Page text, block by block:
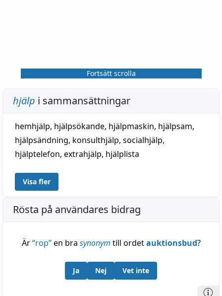
Fortsätt scrolla
hjälp i sammansättningar
hemhjälp, hjälpsökande, hjälpmaskin, hjälpsam,
hjälpsändning, konsulthjälp, socialhjälp,
hjälptelefon, extrahjälp, hjälplista
Visa fler
Rösta på användares bidrag
Är“rop”en bra synonym till ordetauktionsbud?
Ja Nej Vet inte